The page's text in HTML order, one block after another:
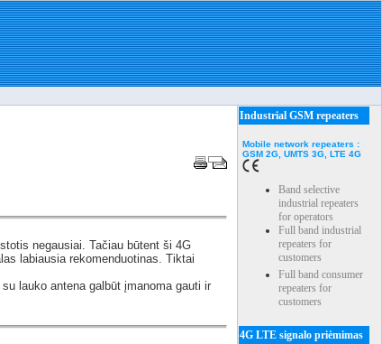
negausiai. Tačiau būtent ši 4G
labiausia rekomenduotinas. Tiktai
lauko antena galbūt įmanoma gauti ir
Industrial GSM repeaters
Mobile network repeaters :
GSM 2G, UMTS 3G, LTE 4G
Band selective
industrial repeaters
for operators
Full band industrial
repeaters for
customers
Full band consumer
repeaters for
customers
4G LTE signalo priėmimas